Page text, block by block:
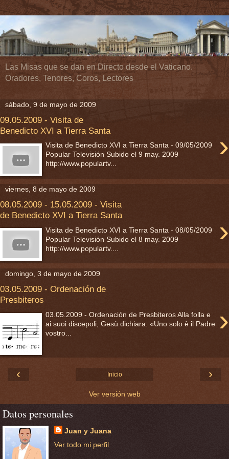
Las Misas que se dan en Directo desde el Vaticano.
Oradores, Tenores, Coros, Lectores
sábado, 9 de mayo de 2009
09.05.2009 - Visita de
Benedicto XVI a Tierra Santa
›
Visita de Benedicto XVI a Tierra Santa - 09/05/2009
Popular Televisión Subido el 9 may. 2009
http://www.populartv...
viernes, 8 de mayo de 2009
08.05.2009 - 15.05.2009 - Visita
de Benedicto XVI a Tierra Santa
›
Visita de Benedicto XVI a Tierra Santa - 08/05/2009
Popular Televisión Subido el 8 may. 2009
http://www.populartv....
domingo, 3 de mayo de 2009
03.05.2009 - Ordenación de
Presbiteros
›
03.05.2009 - Ordenación de Presbiteros Alla folla e
ai suoi discepoli, Gesù dichiara: «Uno solo è il Padre
vostro...
‹ ›
Inicio
Ver versión web
Datos personales
Juan y Juana
Ver todo mi perfil